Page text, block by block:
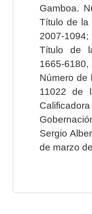
Gamboa.
Título de la
2007-
Título de
1665-
Número de
11022 de
Sergio
de marzo